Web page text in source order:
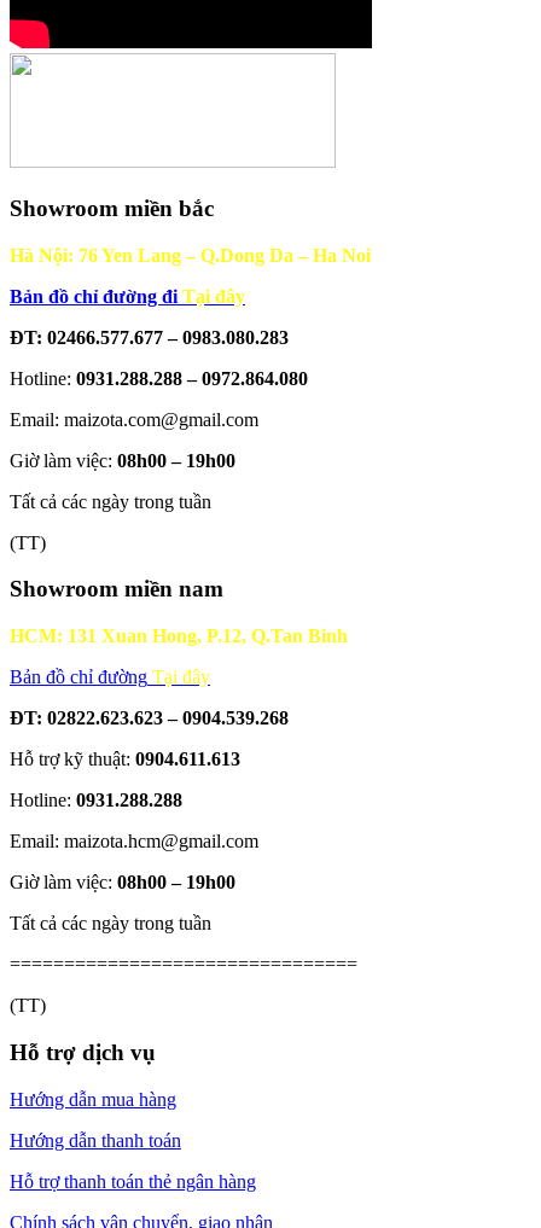
Showroom miền bắc
Hà Nội: 76 Yen Lang – Q.Dong Da – Ha Noi
Bản đồ chỉ đường đi Tại đây
ĐT: 02466.577.677 – 0983.080.283
Hotline: 0931.288.288 – 0972.864.080
Email: maizota.com@gmail.com
Giờ làm việc: 08h00 – 19h00
Tất cả các ngày trong tuần
(TT)
Showroom miền nam
HCM: 131 Xuan Hong, P.12, Q.Tan Binh
Bản đồ chỉ đường Tại đây
ĐT: 02822.623.623 – 0904.539.268
Hỗ trợ kỹ thuật: 0904.611.613
Hotline: 0931.288.288
Email: maizota.hcm@gmail.com
Giờ làm việc: 08h00 – 19h00
Tất cả các ngày trong tuần
================================
(TT)
Hỗ trợ dịch vụ
Hướng dẫn mua hàng
Hướng dẫn thanh toán
Hỗ trợ thanh toán thẻ ngân hàng
Chính sách vận chuyển, giao nhận